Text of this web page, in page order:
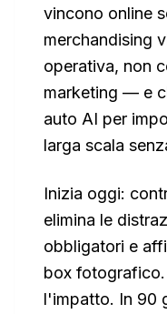
vincono online
merchandising
operativa, non
marketing — e
auto AI per
larga scala
Inizia oggi:
elimina le
obbligatori e
box
l'impatto. In 90